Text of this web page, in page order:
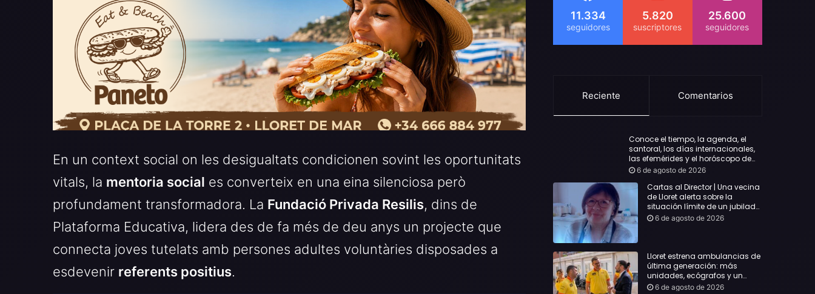
En un context social on les desigualtats condicionen sovint les oportunitats
vitals, la mentoria social es converteix en una eina silenciosa però
profundament transformadora. La Fundació Privada Resilis, dins de
Plataforma Educativa, lidera des de fa més de deu anys un projecte que
connecta joves tutelats amb persones adultes voluntàries disposades a
esdevenir referents positius.
11.334 5.820 25.600
Reciente Comentarios
Conoce el tiempo, la agenda, el
santoral, los días internacionales,
las efemérides y el horóscopo de
hoy Jueves, 6 de agosto de 2026
6 de agosto de 2026
Cartas al Director | Una vecina
de Lloret alerta sobre la
situación límite de un jubilado
de 65 años y pide una
6 de agosto de 2026
Lloret estrena ambulancias de
última generación: más
unidades, ecógrafos y un
servicio reforzado las 24 horas
6 de agosto de 2026